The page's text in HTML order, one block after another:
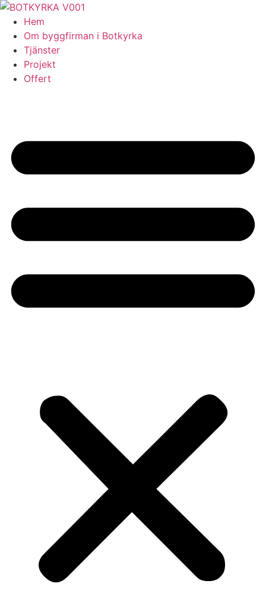
Skip
content
Hem
Om byggfirman i Botkyrka
Tjänster
Projekt
Offert